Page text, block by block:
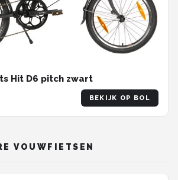
Hit D6 pitch zwart
BEKIJK OP BOL
VOUWFIETSEN